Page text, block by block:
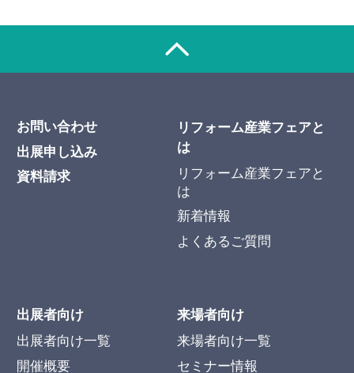
お問い合わせ
出展申し込み
資料請求
リフォーム産業フェアと
は
リフォーム産業フェアと
は
新着情報
よくあるご質問
出展者向け
出展者向け一覧
開催概要
来場者向け
来場者向け一覧
セミナー情報